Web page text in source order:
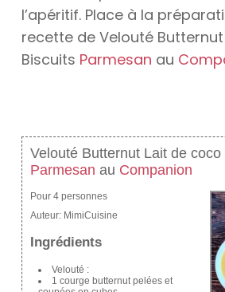
l’apéritif. Place à la
recette de Velouté
Biscuits Parmesan au
Velouté Butternut Lait de
Parmesan au Companion
Pour 4 personnes
Auteur: MimiCuisine
Ingrédients
Velouté :
1 courge butternut pelées et